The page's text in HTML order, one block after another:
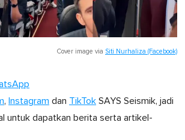
Cover image via Siti Nurhaliza (Facebook)
, Instagram dan TikTok SAYS Seismik, jadi
untuk dapatkan berita serta artikel-